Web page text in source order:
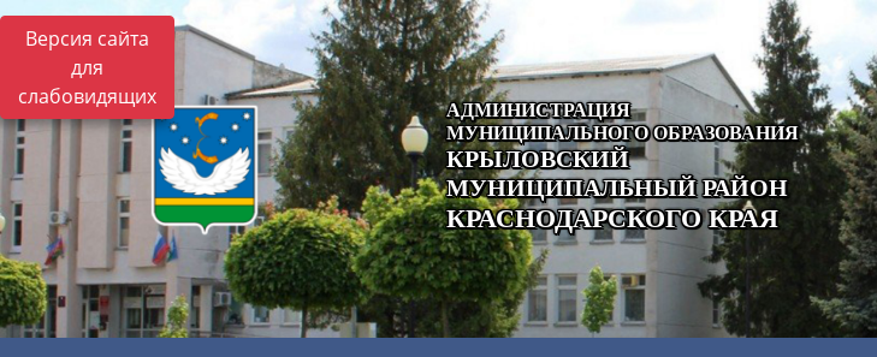
Версия сайта
для
слабовидящих
АДМИНИСТРАЦИЯ
МУНИЦИПАЛЬНОГО ОБРАЗОВАНИЯ
КРЫЛОВСКИЙ
МУНИЦИПАЛЬНЫЙ РАЙОН
КРАСНОДАРСКОГО КРАЯ